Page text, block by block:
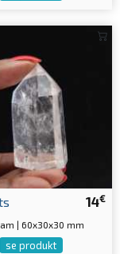
14€
| 60x30x30 mm
se produkt